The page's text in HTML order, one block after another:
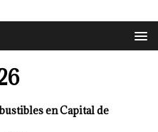
en Capital de